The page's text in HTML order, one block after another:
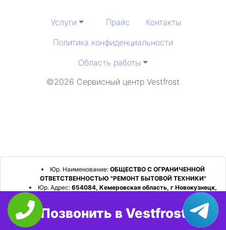
Услуги Прайс
Контакты
Политика конфиденциальности
Область работы
©2026 Сервисный центр Vestfrost
Юр. Наименование: ОБЩЕСТВО С ОГРАНИЧЕННОЙ
ОТВЕТСТВЕННОСТЬЮ "РЕМОНТ БЫТОВОЙ ТЕХНИКИ"
Юр. Адрес: 654084, Кемеровская область, г Новокузнецк,
р-н Орджоникидзевский, пр-кт Шахтеров, д. 31, кв. 2
ИНН:4253052180 ОГРН:1224200006128
Позвонить в Vestfrost